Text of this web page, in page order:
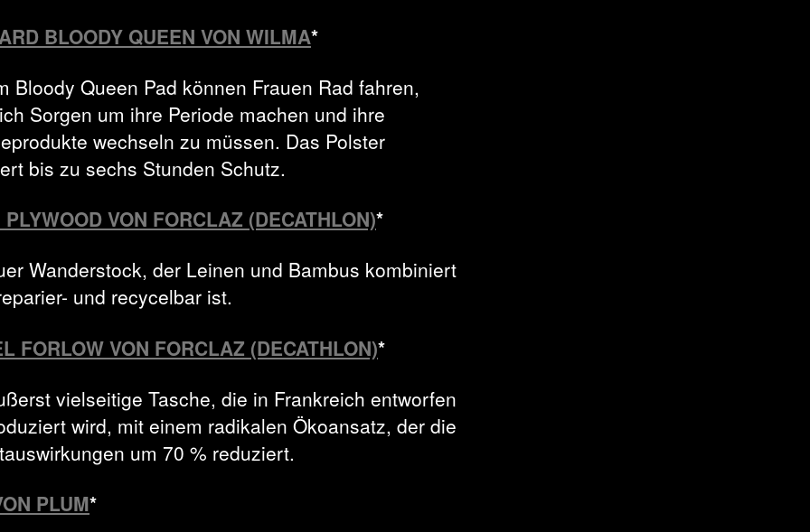
BLOODY QUEEN VON WILMA*
Bloody Queen Pad können Frauen Rad fahren,
Sorgen um ihre Periode machen und ihre
wechseln zu müssen. Das Polster
bis zu sechs Stunden Schutz.
VON FORCLAZ (DECATHLON)*
Wanderstock, der Leinen und Bambus kombiniert
und recycelbar ist.
FORLOW VON FORCLAZ (DECATHLON)*
vielseitige Tasche, die in Frankreich entworfen
wird, mit einem radikalen Ökoansatz, der die
um 70 % reduziert.
PLUM*